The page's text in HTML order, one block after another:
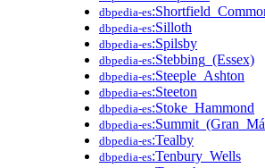
dbpedia-es
dbpedia-es:Silloth
dbpedia-es:Spilsby
dbpedia-es:Stebbing_(Essex)
dbpedia-es:Steeple_Ashton
dbpedia-es:Steeton
dbpedia-es:Stoke_Hammond
dbpedia-es
dbpedia-es:Tealby
dbpedia-es:Tenbury_Wells